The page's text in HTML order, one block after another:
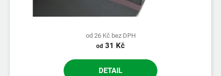
od 26 Kč bez DPH
od 31 Kč
DETAIL